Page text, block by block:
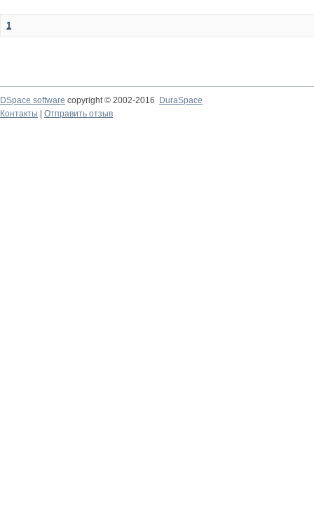
1
DSpace software copyright © 2002-2016
DuraSpace
Контакты
Отправить отзыв